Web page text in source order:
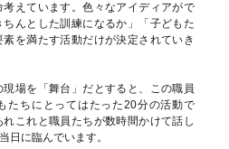
えています。色々なアイディアがで
んとした訓練になるか」「子どもた
を満たす活動だけが決定されていき
場を「舞台」だとすると、この職員
たちにとってはたった20分の活動で
これと職員たちが数時間かけて話し
日に臨んでいます。